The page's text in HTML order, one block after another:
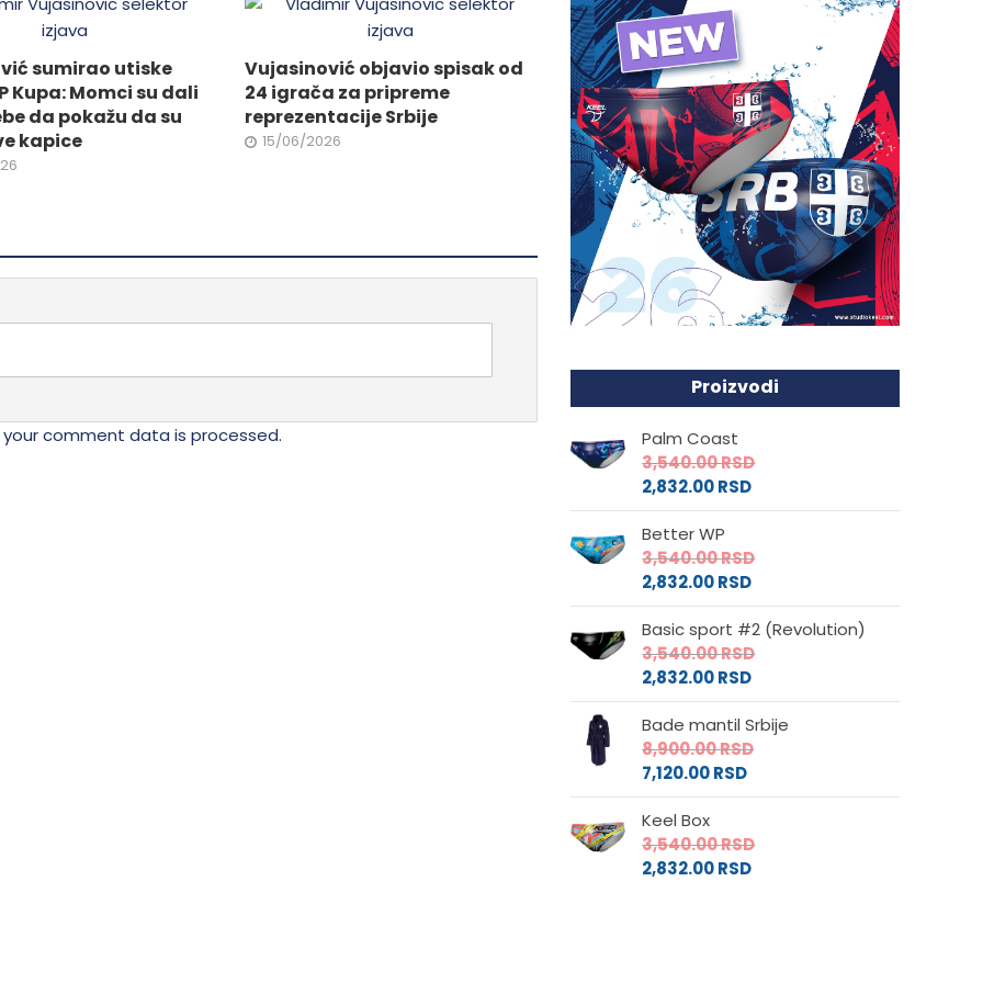
proizvoda.
sumirao utiske
Kupa: Momci su dali
da pokažu da su
kapice
Vujasinović objavio spisak od
24 igrača za pripreme
reprezentacije Srbije
15/06/2026
your comment data is processed.
Proizvodi
Palm Coast
3,540.00RSD
2,832.00RSD
Better WP
3,540.00RSD
2,832.00RSD
Basic sport #2 (Revolution)
3,540.00RSD
2,832.00RSD
Bade mantil Srbije
8,900.00RSD
7,120.00RSD
Keel Box
3,540.00RSD
2,832.00RSD